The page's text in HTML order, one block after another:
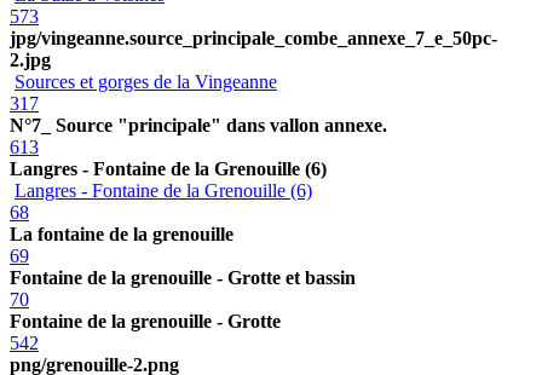
573
jpg/vingeanne.source_principale_combe_annexe_7_e_50pc-
2.jpg
Sources et gorges de la Vingeanne
317
N°7_ Source "principale" dans vallon annexe.
613
Langres - Fontaine de la Grenouille (6)
Langres - Fontaine de la Grenouille (6)
68
La fontaine de la grenouille
69
Fontaine de la grenouille - Grotte et bassin
70
Fontaine de la grenouille - Grotte
542
png/grenouille-2.png